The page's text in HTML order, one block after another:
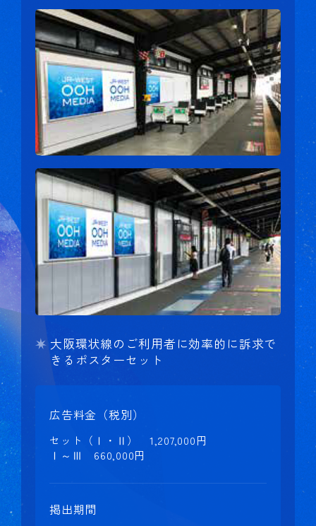
大阪環状線のご利用者に効率的に訴求で
きるポスターセット
広告料金（税別）
セット（Ⅰ・Ⅱ） 1,207,000円
Ⅰ～Ⅲ 660,000円
掲出期間